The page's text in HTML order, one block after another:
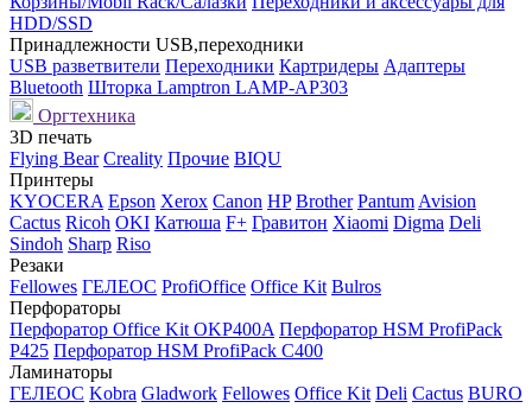
HDD/SSD
Принадлежности USB,переходники
USB разветвители Переходники Картридеры Адаптеры
Bluetooth Шторка Lamptron LAMP-AP303
Оргтехника
3D печать
Flying Bear Creality Прочие BIQU
Принтеры
KYOCERA Epson Xerox Canon HP Brother Pantum Avision
Cactus Ricoh OKI Катюша F+ Гравитон Xiaomi Digma Deli
Sindoh Sharp Riso
Резаки
Fellowes ГЕЛЕОС ProfiOffice Office Kit Bulros
Перфораторы
Перфоратор Office Kit OKP400A Перфоратор HSM ProfiPack
P425 Перфоратор HSM ProfiPack C400
Ламинаторы
ГЕЛЕОС Kobra Gladwork Fellowes Office Kit Deli Cactus BURO